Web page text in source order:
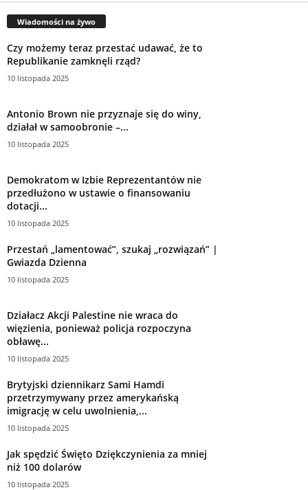
Wiadomości na żywo
Czy możemy teraz przestać udawać, że to
Republikanie zamknęli rząd?
10 listopada 2025
Antonio Brown nie przyznaje się do winy,
działał w samoobronie –...
10 listopada 2025
Demokratom w Izbie Reprezentantów nie
przedłużono w ustawie o finansowaniu
dotacji...
10 listopada 2025
Przestań „lamentować”, szukaj „rozwiązań” |
Gwiazda Dzienna
10 listopada 2025
Działacz Akcji Palestine nie wraca do
więzienia, ponieważ policja rozpoczyna
obławę...
10 listopada 2025
Brytyjski dziennikarz Sami Hamdi
przetrzymywany przez amerykańską
imigrację w celu uwolnienia,...
10 listopada 2025
Jak spędzić Święto Dziękczynienia za mniej
niż 100 dolarów
10 listopada 2025